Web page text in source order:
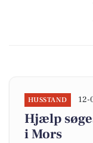
HUSSTAND 12-
Hjælp
i Mors